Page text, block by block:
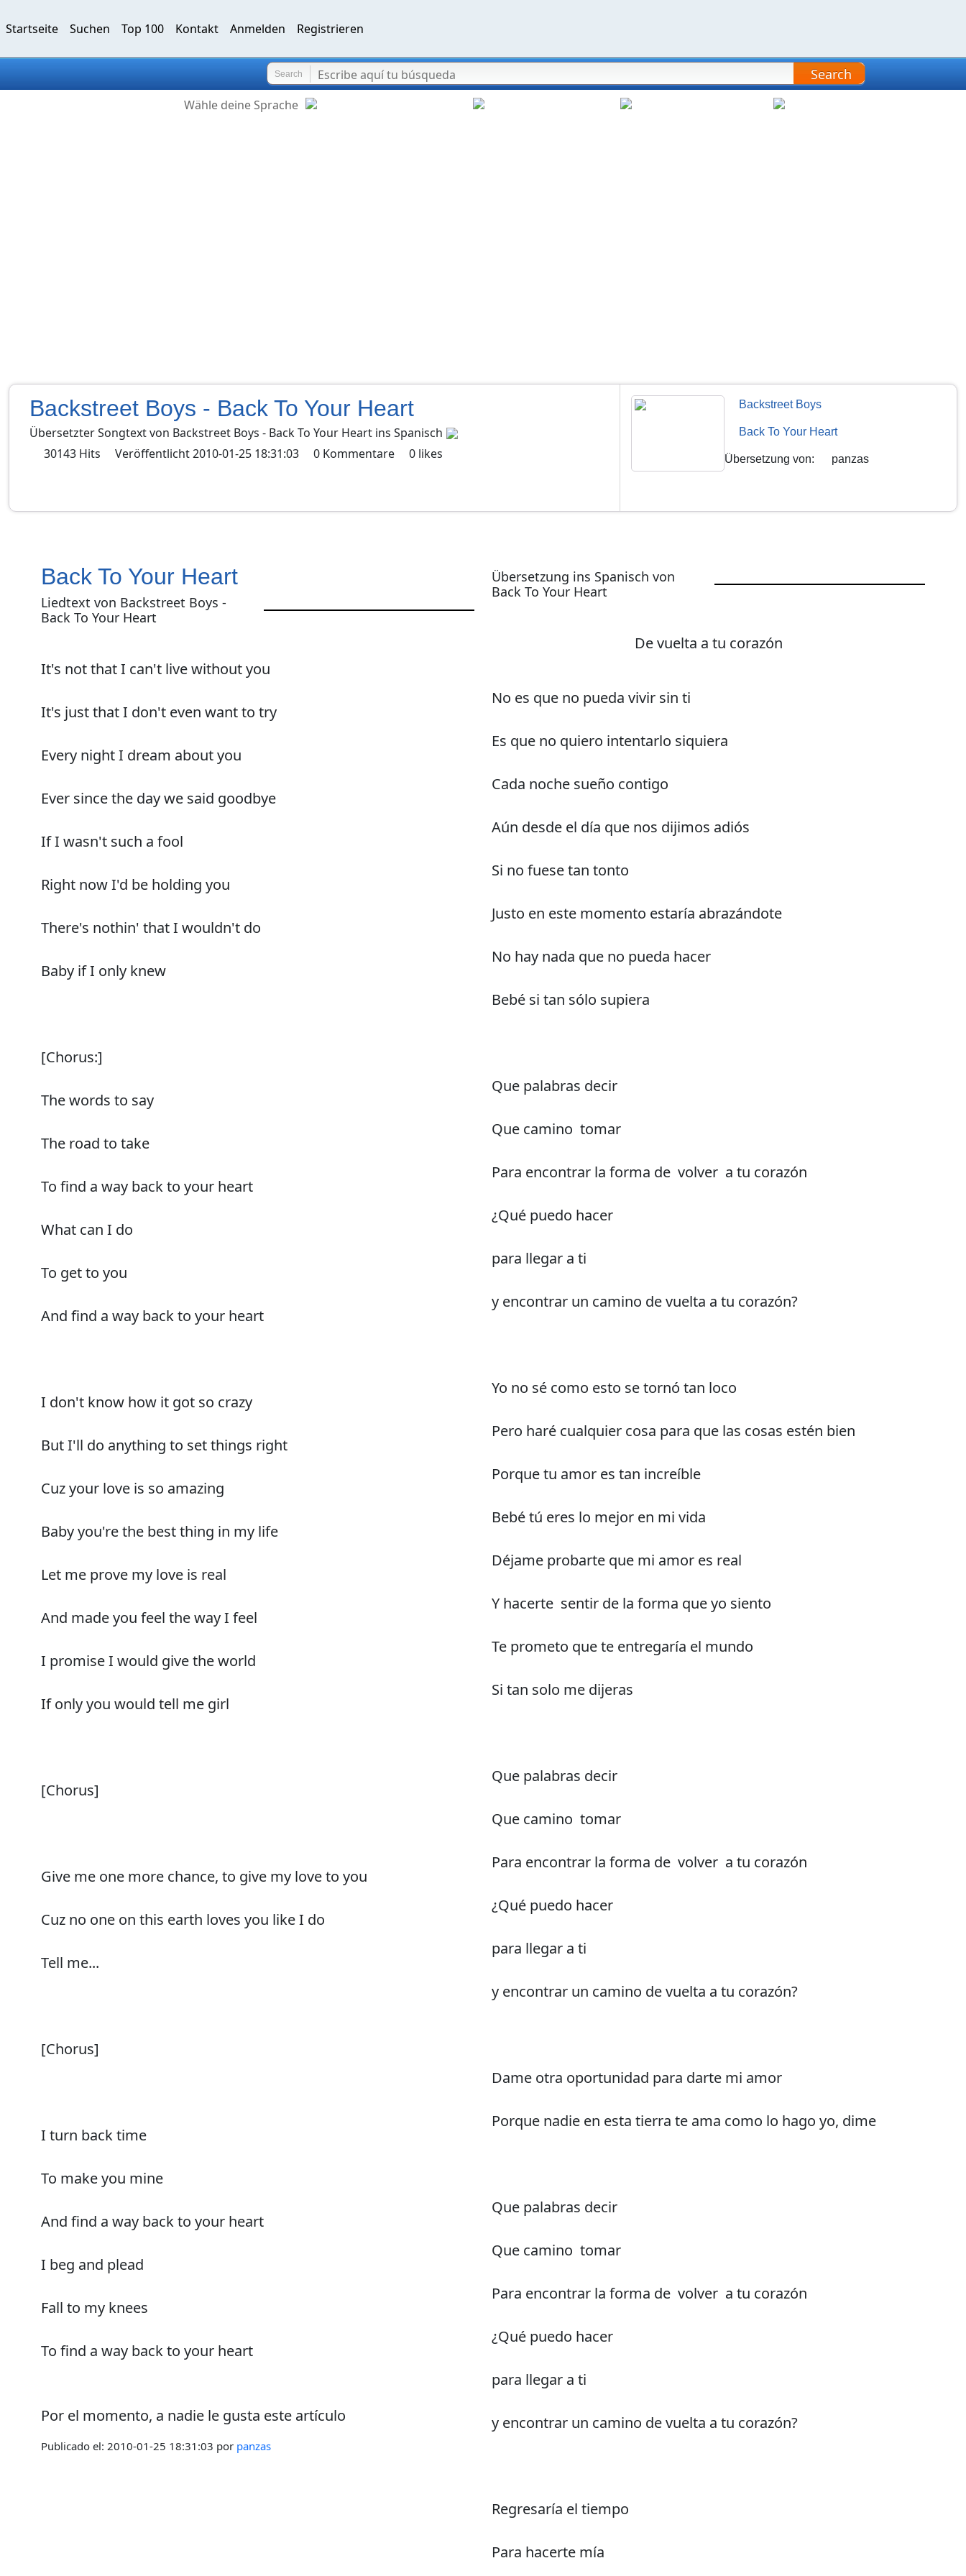
Startseite Suchen Top 100 Kontakt Anmelden Registrieren
Search Search
Wähle deine Sprache
Backstreet Boys - Back To Your Heart
Übersetzter Songtext von Backstreet Boys - Back To Your Heart ins Spanisch
30143 Hits Veröffentlicht2010-01-25 18:31:03 0 Kommentare 0 likes
Backstreet Boys
Back To Your Heart
Übersetzung von: panzas
Back To Your Heart
Liedtext von Backstreet Boys -
Back To Your Heart
It's not that I can't live without you
It's just that I don't even want to try
Every night I dream about you
Ever since the day we said goodbye
If I wasn't such a fool
Right now I'd be holding you
There's nothin' that I wouldn't do
Baby if I only knew
[Chorus:]
The words to say
The road to take
To find a way back to your heart
What can I do
To get to you
And find a way back to your heart
I don't know how it got so crazy
But I'll do anything to set things right
Cuz your love is so amazing
Baby you're the best thing in my life
Let me prove my love is real
And made you feel the way I feel
I promise I would give the world
If only you would tell me girl
[Chorus]
Give me one more chance, to give my love to you
Cuz no one on this earth loves you like I do
Tell me...
[Chorus]
I turn back time
To make you mine
And find a way back to your heart
I beg and plead
Fall to my knees
To find a way back to your heart
Por el momento, a nadie le gusta este artículo
Publicado el: 2010-01-25 18:31:03 por panzas
Übersetzung ins Spanisch von
Back To Your Heart
De vuelta a tu corazón
No es que no pueda vivir sin ti
Es que no quiero intentarlo siquiera
Cada noche sueño contigo
Aún desde el día que nos dijimos adiós
Si no fuese tan tonto
Justo en este momento estaría abrazándote
No hay nada que no pueda hacer
Bebé si tan sólo supiera
Que palabras decir
Que camino tomar
Para encontrar la forma de volver a tu corazón
¿Qué puedo hacer
para llegar a ti
y encontrar un camino de vuelta a tu corazón?
Yo no sé como esto se tornó tan loco
Pero haré cualquier cosa para que las cosas estén bien
Porque tu amor es tan increíble
Bebé tú eres lo mejor en mi vida
Déjame probarte que mi amor es real
Y hacerte sentir de la forma que yo siento
Te prometo que te entregaría el mundo
Si tan solo me dijeras
Que palabras decir
Que camino tomar
Para encontrar la forma de volver a tu corazón
¿Qué puedo hacer
para llegar a ti
y encontrar un camino de vuelta a tu corazón?
Dame otra oportunidad para darte mi amor
Porque nadie en esta tierra te ama como lo hago yo, dime
Que palabras decir
Que camino tomar
Para encontrar la forma de volver a tu corazón
¿Qué puedo hacer
para llegar a ti
y encontrar un camino de vuelta a tu corazón?
Regresaría el tiempo
Para hacerte mía